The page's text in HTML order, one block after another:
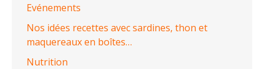
Evénements
Nos idées recettes avec sardines, thon et
maquereaux en boîtes…
Nutrition